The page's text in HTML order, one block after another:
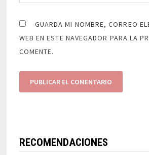
GUARDA MI NOMBRE, CORREO
WEB EN ESTE NAVEGADOR PARA LA
COMENTE.
RECOMENDACIONES